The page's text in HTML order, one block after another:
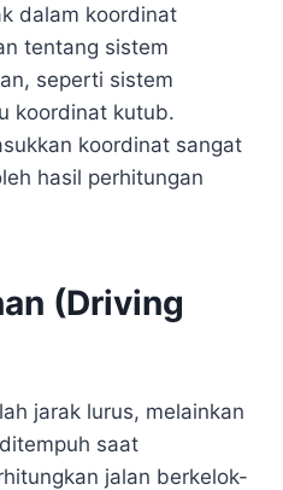
dalam koordinat
tentang sistem
seperti sistem
koordinat kutub.
koordinat sangat
hasil perhitungan
(Driving
jarak lurus, melainkan
saat
jalan berkelok-